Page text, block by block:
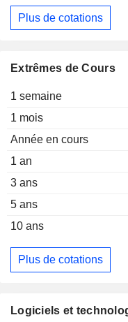
Plus de cotations
Extrêmes de Cours
1 semaine
1 mois
Année en cours
1 an
3 ans
5 ans
10 ans
Plus de cotations
Logiciels et